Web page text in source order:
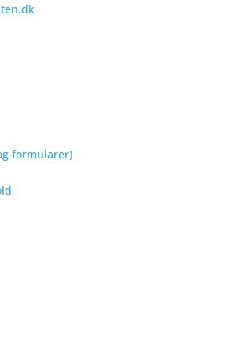
formularer)